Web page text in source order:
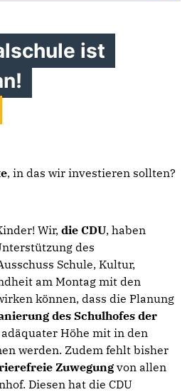
ist
, in das wir investieren sollten?
Wir, die CDU, haben
des
Schule, Kultur,
am Montag mit den
können, dass die Planung
des Schulhofes der
Höhe mit in den
werden. Zudem fehlt bisher
Zuwegung von allen
Diesen hat die CDU